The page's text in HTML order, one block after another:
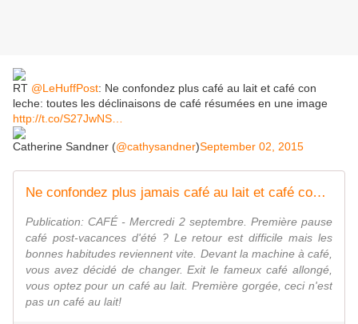
RT @LeHuffPost: Ne confondez plus café au lait et café con
leche: toutes les déclinaisons de café résumées en une image
http://t.co/S27JwNS…
Catherine Sandner (@cathysandner)September 02, 2015
Ne confondez plus jamais café au lait et café con leche
Publication: CAFÉ - Mercredi 2 septembre. Première pause
café post-vacances d'été ? Le retour est difficile mais les
bonnes habitudes reviennent vite. Devant la machine à café,
vous avez décidé de changer. Exit le fameux café allongé,
vous optez pour un café au lait. Première gorgée, ceci n'est
pas un café au lait!